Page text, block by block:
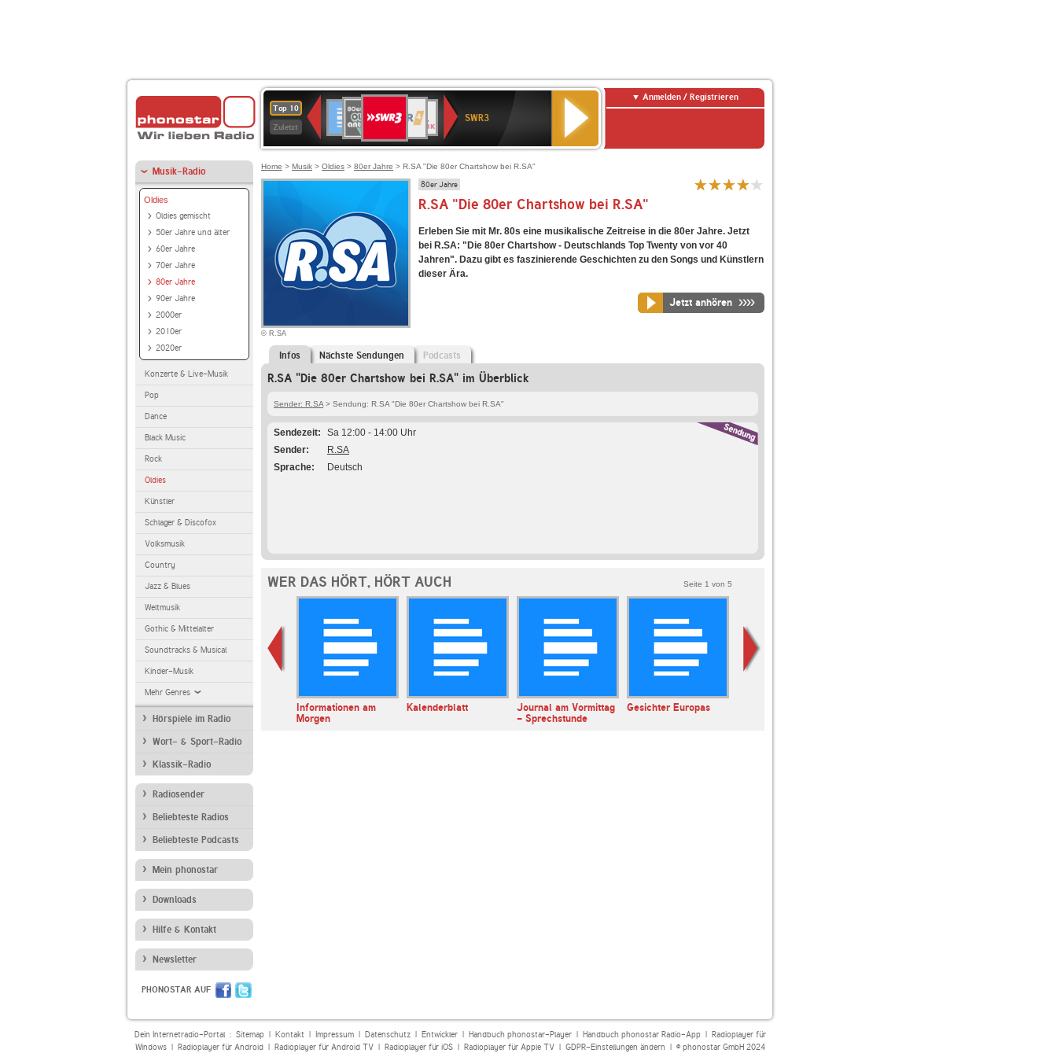
Top 10
Zuletzt
Deutschlandfunk
80er
90er
OLDIE
ANTENNE
4
KLASSIK
SWR
Kultur
NDR
2
SWR3
Anmelden / Registrieren
Musik-Radio
Oldies
Oldies gemischt
50er Jahre und älter
60er Jahre
70er Jahre
80er Jahre
90er Jahre
2000er
2010er
2020er
Konzerte & Live-Musik
Pop
Dance
Black Music
Rock
Oldies
Künstler
Schlager & Discofox
Volksmusik
Country
Jazz & Blues
Weltmusik
Gothic & Mittelalter
Soundtracks & Musical
Kinder-Musik
Mehr Genres
Hörspiele im Radio
Wort- & Sport-Radio
Klassik-Radio
Radiosender
Beliebteste Radios
Beliebteste Podcasts
Mein phonostar
Downloads
Hilfe & Kontakt
Newsletter
PHONOSTAR AUF
Home > Musik > Oldies > 80er Jahre > R.SA "Die 80er Chartshow bei R.SA"
© R.SA
80er Jahre
R.SA "Die 80er Chartshow bei R.SA"
Erleben Sie mit Mr. 80s eine musikalische Zeitreise in die 80er Jahre. Jetzt
bei R.SA: "Die 80er Chartshow - Deutschlands Top Twenty von vor 40
Jahren". Dazu gibt es faszinierende Geschichten zu den Songs und Künstlern
dieser Ära.
Jetzt anhören
Infos Nächste Sendungen Podcasts
R.SA "Die 80er Chartshow bei R.SA" im Überblick
Sender: R.SA > Sendung: R.SA "Die 80er Chartshow bei R.SA"
Sendezeit
Sa 12:00 - 14:00 Uhr
Sender
R.SA
Sprache
Deutsch
WER DAS HÖRT, HÖRT AUCH Seite 1 von 5
ARD Radiofestival:
Jazz
Informationen am
Morgen
Kalenderblatt
Journal am Vormittag
- Sprechstunde
Gesichter Europas
Dein Internetradio-Portal : Sitemap| Kontakt| Impressum| Datenschutz| Entwickler| Handbuch phonostar-Player| Handbuch phonostar Radio-App| Radioplayer für
Windows| Radioplayer für Android| Radioplayer für Android TV| Radioplayer für iOS| Radioplayer für Apple TV| GDPR-Einstellungen ändern | © phonostar GmbH 2024